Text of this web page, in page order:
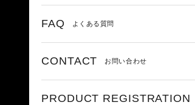
FAQ よくある質問
CONTACT お問い合わせ
PRODUCT REGISTRATION